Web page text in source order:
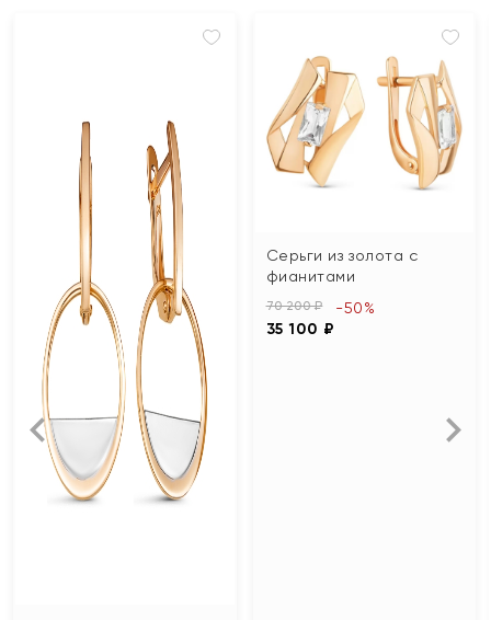
Серьги из золота с
фианитами
70 200 ₽
35 100 ₽
-50%